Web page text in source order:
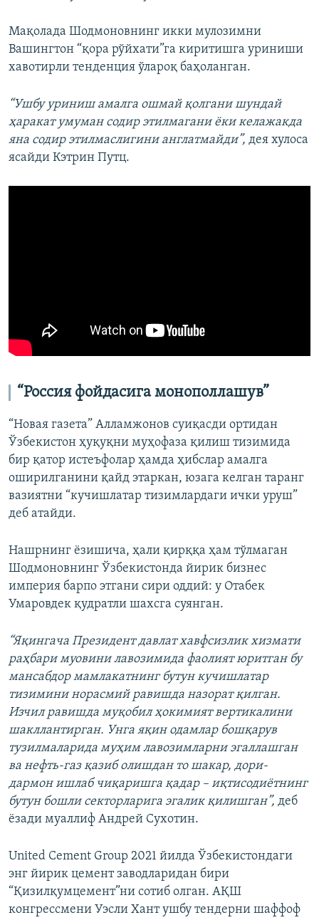
Мақолада Шодмоновнинг икки мулозимни
Вашингтон “қора рўйхати”га киритишга уриниши
хавотирли тенденция ўлароқ баҳоланган.
“Ушбу уриниш амалга ошмай қолгани шундай
ҳаракат умуман содир этилмагани ёки келажакда
яна содир этилмаслигини англатмайди”, дея хулоса
ясайди Кэтрин Путц.
“Россия фойдасига монополлашув”
“Новая газета” Алламжонов суиқасди ортидан
Ўзбекистон ҳуқуқни муҳофаза қилиш тизимида
бир қатор истеъфолар ҳамда ҳибслар амалга
оширилганини қайд этаркан, юзага келган таранг
вазиятни “кучишлатар тизимлардаги ички уруш”
деб атайди.
Нашрнинг ёзишича, ҳали қирққа ҳам тўлмаган
Шодмоновнинг Ўзбекистонда йирик бизнес
империя барпо этгани сири оддий: у Отабек
Умаровдек қудратли шахсга суянган.
“Яқингача Президент давлат хавфсизлик хизмати
раҳбари муовини лавозимида фаолият юритган бу
мансабдор мамлакатнинг бутун кучишлатар
тизимини норасмий равишда назорат қилган.
Изчил равишда муқобил ҳокимият вертикалини
шакллантирган. Унга яқин одамлар бошқарув
тузилмаларида муҳим лавозимларни эгаллашган
ва нефть-газ қазиб олишдан то шакар, дори-
дармон ишлаб чиқаришга қадар – иқтисодиётнинг
бутун бошли секторларига эгалик қилишган”, деб
ёзади муаллиф Андрей Сухотин.
United Cement Group 2021 йилда Ўзбекистондаги
энг йирик цемент заводларидан бири
“Қизилқумцемент”ни сотиб олган. АҚШ
конгрессмени Уэсли Хант ушбу тендерни шаффоф